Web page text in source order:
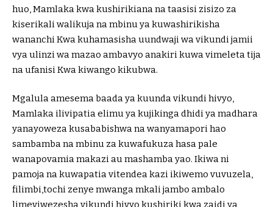
huo, Mamlaka kwa kushirikiana na taasisi zisizo za
kiserikali walikuja na mbinu ya kuwashirikisha
wananchi Kwa kuhamasisha uundwaji wa vikundi jamii
vya ulinzi wa mazao ambavyo anakiri kuwa vimeleta tija
na ufanisi Kwa kiwango kikubwa.
Mgalula amesema baada ya kuunda vikundi hivyo,
Mamlaka ilivipatia elimu ya kujikinga dhidi ya madhara
yanayoweza kusababishwa na wanyamapori hao
sambamba na mbinu za kuwafukuza hasa pale
wanapovamia makazi au mashamba yao. Ikiwa ni
pamoja na kuwapatia vitendea kazi ikiwemo vuvuzela,
filimbi,tochi zenye mwanga mkali jambo ambalo
limeviwezesha vikundi hivyo kushiriki kwa zaidi ya